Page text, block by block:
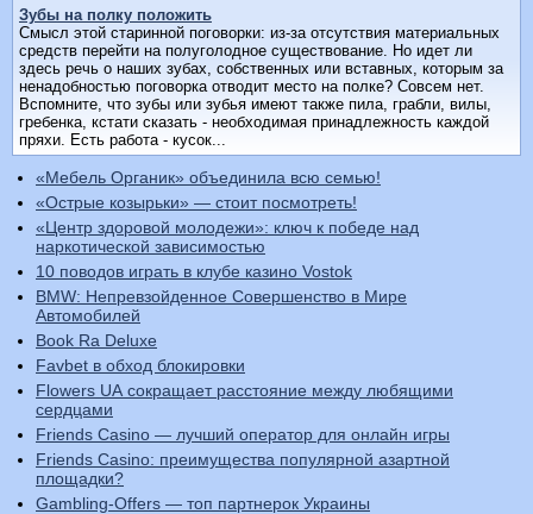
Зубы на полку положить
Смысл этой старинной поговорки: из-за отсутствия мате­риальных
средств перейти на полуголодное существование. Но идет ли
здесь речь о наших зубах, собственных или вставных, которым за
ненадобностью поговорка отводит ме­сто на полке? Совсем нет.
Вспомните, что зубы или зубья имеют также пила, грабли, вилы,
гребенка, кстати сказать - необходимая принадлежность каждой
пряхи. Есть работа - кусок...
«Мебель Органик» объединила всю семью!
«Острые козырьки» — стоит посмотреть!
«Центр здоровой молодежи»: ключ к победе над
наркотической зависимостью
10 поводов играть в клубе казино Vostok
BMW: Непревзойденное Совершенство в Мире
Автомобилей
Book Ra Deluxe
Favbet в обход блокировки
Flowers UA сокращает расстояние между любящими
сердцами
Friends Casino — лучший оператор для онлайн игры
Friends Casino: преимущества популярной азартной
площадки?
Gambling-Offers — топ партнерок Украины